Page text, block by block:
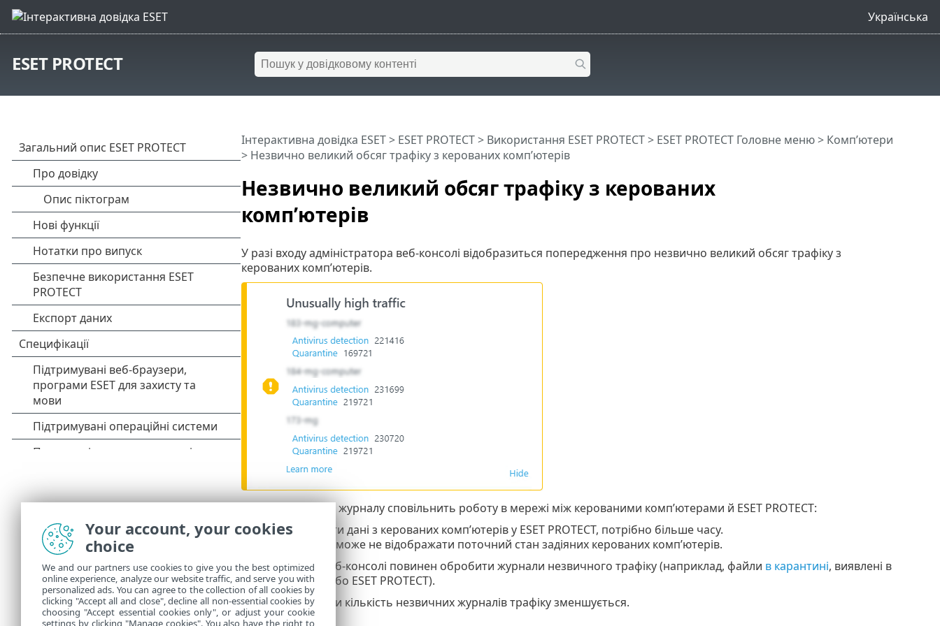
Українська
ESET PROTECT
Незвично великий обсяг трафіку з керованих
комп’ютерів
Інтерактивна довідка ESET> ESET PROTECT> Використання ESET PROTECT> ESET PROTECT Головне меню> Комп’ютери
> Незвично великий обсяг трафіку з керованих комп’ютерів
У разі входу адміністратора веб-консолі відобразиться попередження про незвично великий обсяг трафіку з
керованих комп’ютерів.
Перевантаження журналу сповільнить роботу в мережі між керованими комп’ютерами й ESET PROTECT:
• Щоб передати дані з керованих комп’ютерів у ESET PROTECT, потрібно більше часу.
Веб-консоль може не відображати поточний стан задіяних керованих комп’ютерів.
Адміністратор веб-консолі повинен обробити журнали незвичного трафіку (наприклад, файли в карантині, виявлені в
робочій станції або ESET PROTECT).
Вікно зникає, коли кількість незвичних журналів трафіку зменшується.
Your account, your cookies
choice
We and our partners use cookies to give you the best optimized
online experience, analyze our website traffic, and serve you with
personalized ads. You can agree to the collection of all cookies by
clicking "Accept all and close", decline all non-essential cookies by
choosing "Accept essential cookies only", or adjust your cookie
settings by clicking "Manage cookies". You also have the right to